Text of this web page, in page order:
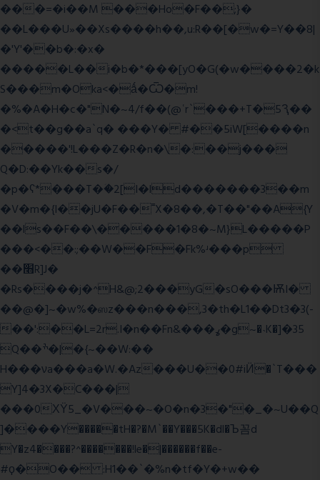
���=�i��M ���Ho�F��;}�
��L���U»��Xs����h��,u:R��[�w�=Y��8|
�'Y'��b�:�x�
�����L��i�b�*���[yO�G(�w����2�k
S���m�Oka<�ǻ�Ѿ�m!
�%�A�H�c�"N�~4/f��(@ʿr`���+T�5Ԇ��
�<t��g��a`q� ���Y� #��5iW[����n
�����'!L���Z�R�n�\�:��j���
Q�D:��Yk��s�/
�p�ʕ*���T�ؘ�2[I�ld�������3��m
�V�m�{I��jU�F��˭X�8��,�T��"��A{Y
��ls��F��\�����1�8�~M}L�����P
���<��:;��W��F�Fk%ʴ���p
��׫R]J�
�Rs����j�^H&@;2���yG�sO���ѬI�
��@�]~�w%�ஸz���n���,3�th�L1��Dt3�3(-
��':��L=2r.I�n��Fn&���ߩ�g~�˴K�]�35
Q��ׯ�|�{~��W:��
H���νa���a�W.�Az���U��0#iӤ�`T���
Y]4�3X�C���|
���0ХΫ5_�V���~�O�n�3�"�_�~U��Q
]����Y�����tH�?�M`��Y���5K�dl�Ъ꼼d
Y�z4����?^�������!le�|������f��e-
#ϙ�O�� :H1��`�%n�tf�Y�+w��